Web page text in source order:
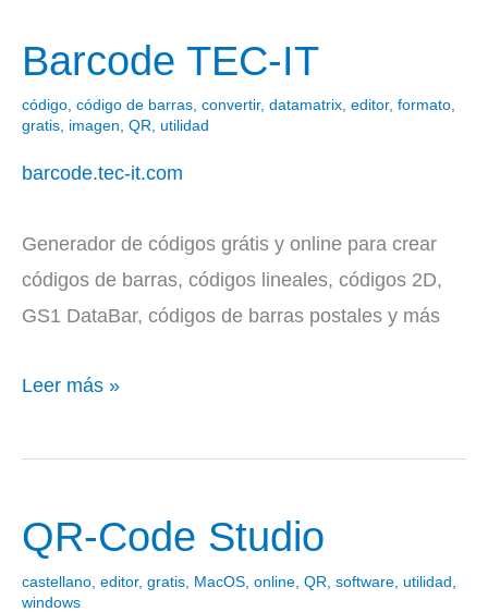
Barcode TEC-IT
código, código de barras, convertir, datamatrix, editor, formato,
gratis, imagen, QR, utilidad
barcode.tec-it.com
Generador de códigos grátis y online para crear
códigos de barras, códigos lineales, códigos 2D,
GS1 DataBar, códigos de barras postales y más
Barcode
IT
Leer más »
QR-Code Studio
castellano editor, gratis MacOS online QR software utilidad
windows
QR-
Code
Studio